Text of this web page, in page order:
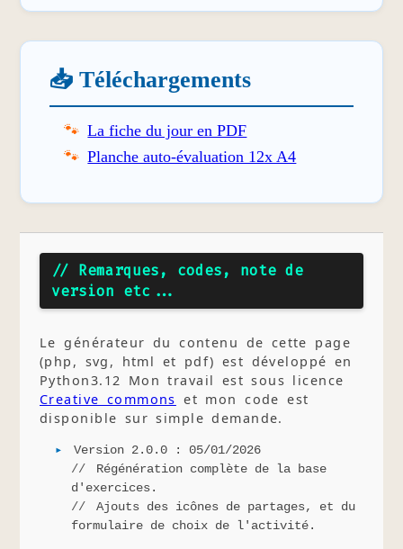
📥 Téléchargements
La fiche du jour en PDF
Planche auto-évaluation 12x A4
// Remarques, codes, note de
version etc...
Le générateur du contenu de cette page
(php, svg, html et pdf) est développé en
Python3.12 Mon travail est sous licence
Creative commons et mon code est
disponible sur simple demande.
Version 2.0.0 : 05/01/2026
Régénération complète de la base
d'exercices.
Ajouts des icônes de partages, et du
formulaire de choix de l'activité.